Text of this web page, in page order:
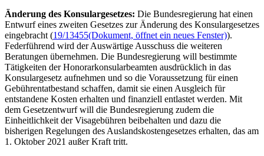
Änderung des Konsulargesetzes: Die Bundesregierung hat einen
Entwurf eines zweiten Gesetzes zur Änderung des Konsulargesetzes
eingebracht (19/13455(Dokument, öffnet ein neues Fenster)).
Federführend wird der Auswärtige Ausschuss die weiteren
Beratungen übernehmen. Die Bundesregierung will bestimmte
Tätigkeiten der Honorarkonsularbeamten ausdrücklich in das
Konsulargesetz aufnehmen und so die Voraussetzung für einen
Gebührentatbestand schaffen, damit sie einen Ausgleich für
entstandene Kosten erhalten und finanziell entlastet werden. Mit
dem Gesetzentwurf will die Bundesregierung zudem die
Einheitlichkeit der Visagebühren beibehalten und dazu die
bisherigen Regelungen des Auslandskostengesetzes erhalten, das am
1. Oktober 2021 außer Kraft tritt.